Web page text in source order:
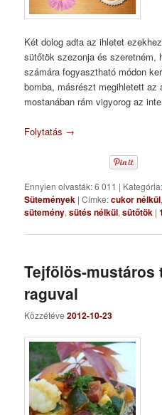
Két dolog adta az ihletet
sütőtök szezonja és szeretném,
számára fogyasztható módon
bomba, másrészt megihletett az
mostanában rám vigyorog az
Folytatás →
Ennyien olvasták: 6 011 | Kategória:
Sütemények |Címke:cukor nélkül
sütemény,sütés nélkül,sütőtök |1
Tejfölös-mustáros
raguval
Közzétéve2012-10-23